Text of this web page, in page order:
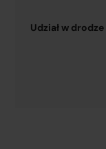
Udział w drodze